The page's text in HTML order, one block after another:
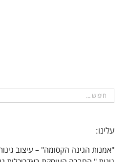
חיפוש...
עלינו:
"אמנות הגינה הקסומה" – עיצוב